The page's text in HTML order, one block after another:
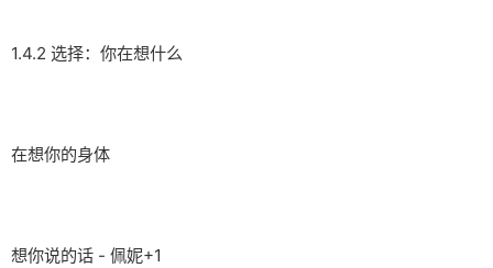
1.4.2 选择：你在想什么
在想你的身体
想你说的话 - 佩妮+1